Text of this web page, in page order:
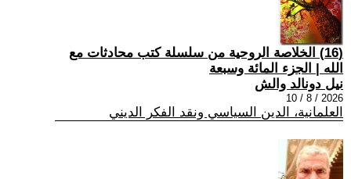
(16) الخلاصة الروحية من سلسلة كتب محادثات مع
الله | الجزء المائة وسبعة
نيل دونالد والش
2026 / 8 / 10
العلمانية، الدين السياسي ونقد الفكر الديني